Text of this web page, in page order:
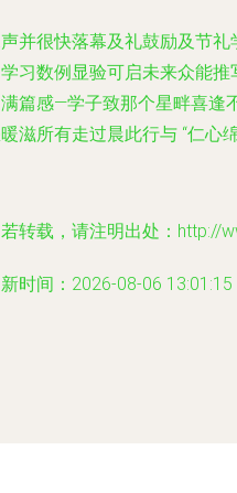
并很快落幕及礼鼓励及节
习数例显验可启未来众能
篇感—学子致那个星畔喜逢
滋所有走过晨此行与 “仁心
转载，请注明出处：http://
时间：2026-08-06 13:01:15